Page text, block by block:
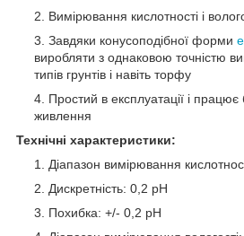
Вимірювання кислотності і
Завдяки конусоподібної форми
виробляти з однаковою точністю
типів грунтів і навіть торфу
Простий в експлуатації і
живлення
Технічні характеристики:
Діапазон вимірювання
Дискретність: 0,2 рН
Похибка: +/- 0,2 рН